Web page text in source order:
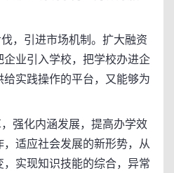
，引进市场机制。扩大融资
业引入学校，把学校办进企
实践操作的平台，又能够为
强化内涵发展，提高办学效
适应社会发展的新形势，从
实现知识技能的综合，异常